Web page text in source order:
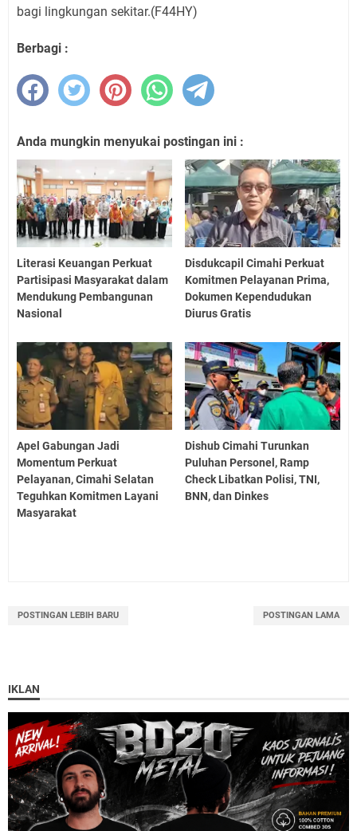
bagi lingkungan sekitar.(F44HY)
Berbagi :
Anda mungkin menyukai postingan ini :
Literasi Keuangan Perkuat
Partisipasi Masyarakat dalam
Mendukung Pembangunan
Nasional
Disdukcapil Cimahi Perkuat
Komitmen Pelayanan Prima,
Dokumen Kependudukan
Diurus Gratis
Apel Gabungan Jadi
Momentum Perkuat
Pelayanan, Cimahi Selatan
Teguhkan Komitmen Layani
Masyarakat
Dishub Cimahi Turunkan
Puluhan Personel, Ramp
Check Libatkan Polisi, TNI,
BNN, dan Dinkes
POSTINGAN LEBIH BARU POSTINGAN LAMA
IKLAN